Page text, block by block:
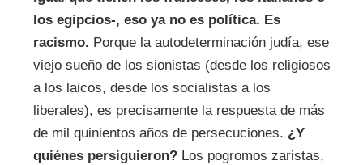
los egipcios-, eso ya no es política. Es
racismo. Porque la autodeterminación judía, ese
viejo sueño de los sionistas (desde los religiosos
a los laicos, desde los socialistas a los
liberales), es precisamente la respuesta de más
de mil quinientos años de persecuciones. ¿Y
quiénes persiguieron?Los pogromos zaristas,